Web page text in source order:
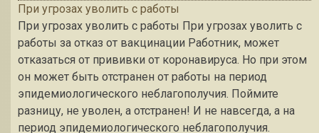
При угрозах уволить с работы
При угрозах уволить с работы При угрозах уволить с
работы за отказ от вакцинации Работник, может
отказаться от прививки от коронавируса. Но при этом
он может быть отстранен от работы на период
эпидемиологического неблагополучия. Поймите
разницу, не уволен, а отстранен! И не навсегда, а на
период эпидемиологического неблагополучия.